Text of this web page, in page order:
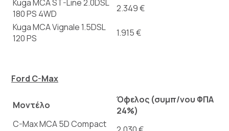
Kuga MCA ST-Line 2.0DSL
180 PS 4WD
2.349 €
Kuga MCA Vignale 1.5DSL
120 PS
1.915 €
Ford C-Max
Μοντέλο
Όφελος (συμπ/νου ΦΠΑ
24%)
C-Max MCA 5D Compact